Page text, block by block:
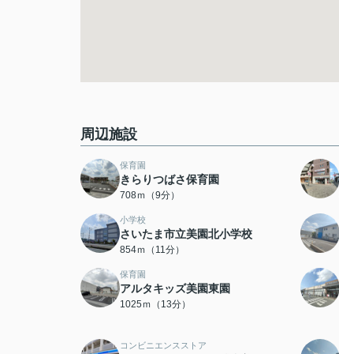
周辺施設
保育園
きらりつばさ保育園
708ｍ（9分）
小学校
さいたま市立美園北小学校
854ｍ（11分）
保育園
アルタキッズ美園東園
1025ｍ（13分）
コンビニエンスストア